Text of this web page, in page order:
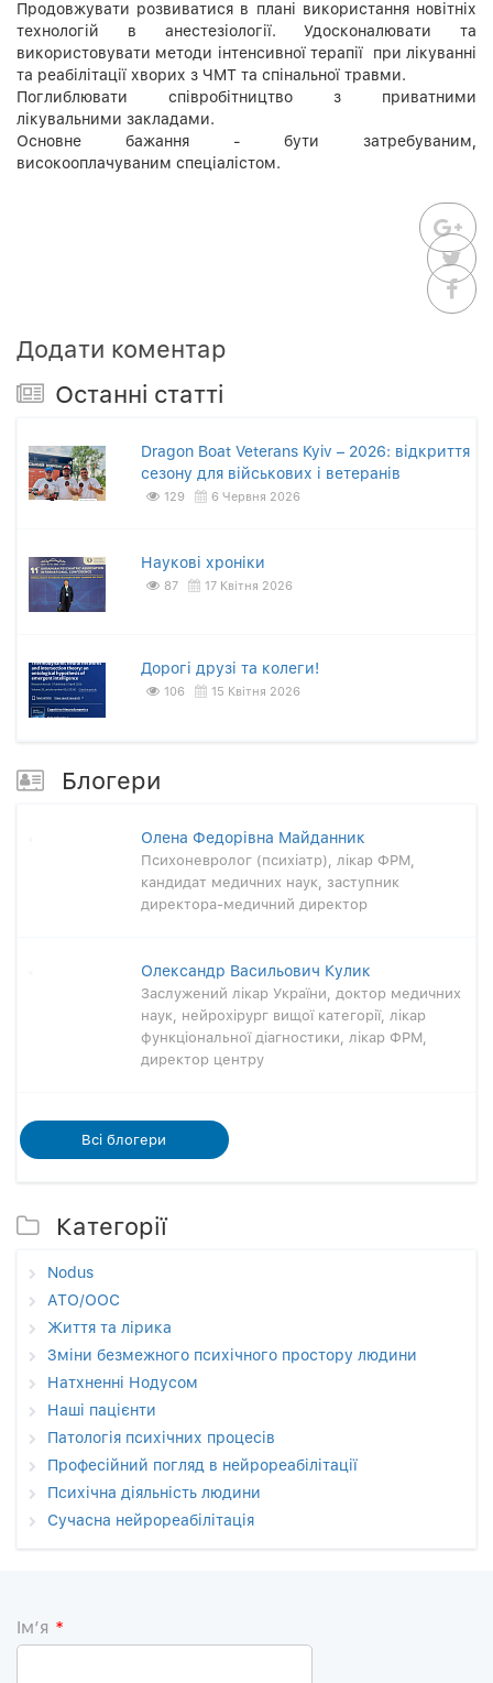
Продовжувати розвиватися в плані використання новітніх
технологій в анестезіології. Удосконалювати та
використовувати методи інтенсивної терапії при лікуванні
та реабілітації хворих з ЧМТ та спінальної травми.
Поглиблювати співробітництво з приватними
лікувальними закладами.
Основне бажання - бути затребуваним,
високооплачуваним спеціалістом.
Додати коментар
Останнi статтi
Dragon Boat Veterans Kyiv – 2026: відкриття
сезону для військових і ветеранів
129 6 Червня 2026
Наукові хроніки
87 17 Квітня 2026
Дорогі друзі та колеги!
106 15 Квітня 2026
Блогери
Олена Федорівна Майданник
Психоневролог (психіатр), лікар ФРМ,
кандидат медичних наук, заступник
директора-медичний директор
Олександр Васильович Кулик
Заслужений лікар України, доктор медичних
наук, нейрохірург вищої категорії, лікар
функціональної діагностики, лікар ФРМ,
директор центру
Всi блогери
Категорії
Nodus
АТО/ООС
Життя та лірика
Зміни безмежного психічного простору людини
Натхненні Нодусом
Наші пацієнти
Патологія психічних процесів
Професійний погляд в нейрореабілітації
Психічна діяльність людини
Сучасна нейрореабілітація
Iм’я *